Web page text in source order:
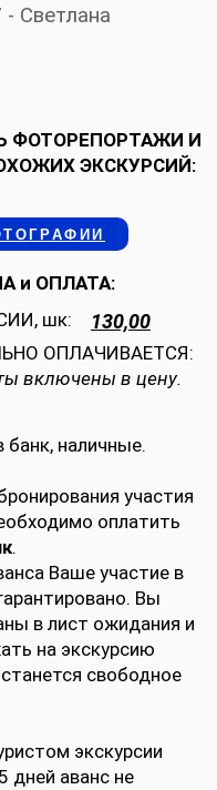
- Светлана
ФОТОРЕПОРТАЖИ И
ЭКСКУРСИЙ:
и ОПЛАТА:
шк:
130,00
ОПЛАЧИВАЕТСЯ:
включены в цену.
банк, наличные.
участия
оплатить
.
Ваше участие в
Вы
в лист ожидания и
на экскурсию
свободное
экскурсии
дней аванс не